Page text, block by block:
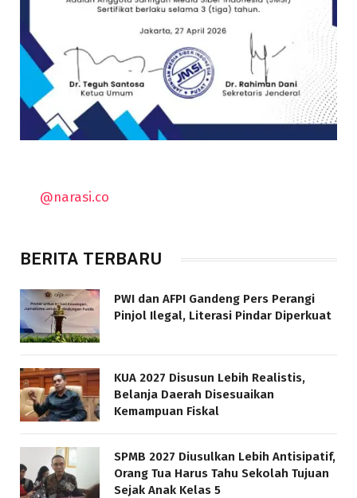
@narasi.co
BERITA TERBARU
PWI dan AFPI Gandeng Pers Perangi
Pinjol Ilegal, Literasi Pindar Diperkuat
KUA 2027 Disusun Lebih Realistis,
Belanja Daerah Disesuaikan
Kemampuan Fiskal
SPMB 2027 Diusulkan Lebih Antisipatif,
Orang Tua Harus Tahu Sekolah Tujuan
Sejak Anak Kelas 5